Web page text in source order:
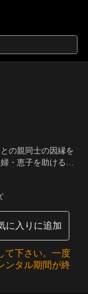
の親同士の因縁を
・恵子を助ける。
二。一方の新次
みなぎらせてい
に入りに追加
て下さい。一度
ンタル期間が終